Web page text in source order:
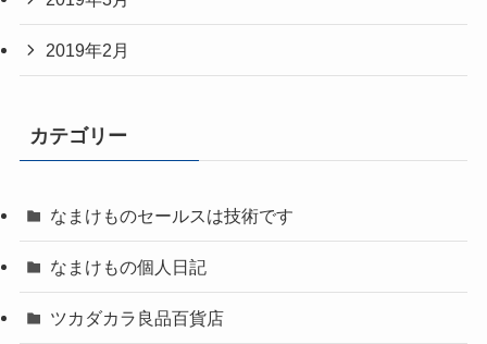
2019年2月
カテゴリー
なまけものセールスは技術です
なまけもの個人日記
ツカダカラ良品百貨店